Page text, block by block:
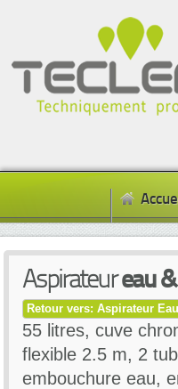
Aspirateureau &
Retour vers: Aspirateur
55 litres, cuve
flexible 2.5 m, 2
embouchure eau,